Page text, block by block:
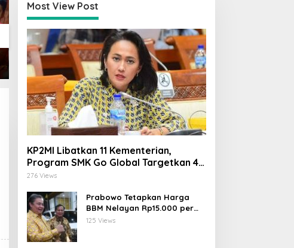
Sari Yuliati Desak
Pengusutan Tuntas Kasus
Santri Tewas di Lombok:
Pelaku Harus Dihukum,
Jangan Generalisasi
Pesantren
Firman Soebagyo di Hari
Lahir Pancasila: Jangan
Cuma Seremonial, Ini Tiga
Tantangan Nyata yang
Mengancam Persatuan
Most View Post
KP2MI Libatkan 11 Kementerian,
Program SMK Go Global Targetkan 40
Ribu Peserta Tahun Ini
276 Views
Prabowo Tetapkan Harga
BBM Nelayan Rp15.000 per
Liter, Berlaku untuk Kapal 30-
125 Views